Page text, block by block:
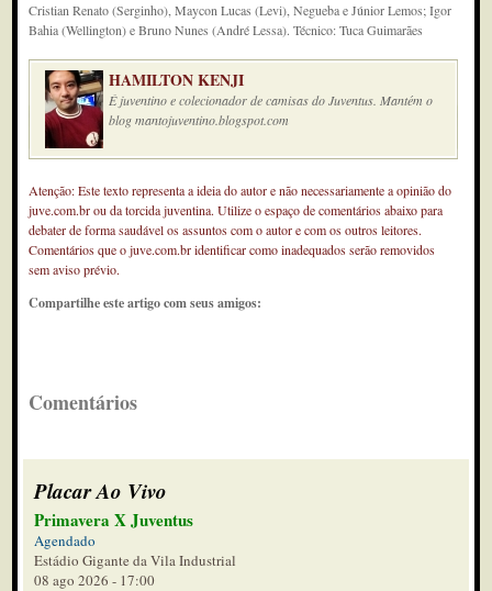
Cristian Renato (Serginho), Maycon Lucas (Levi), Negueba e Júnior Lemos; Igor
Bahia (Wellington) e Bruno Nunes (André Lessa). Técnico: Tuca Guimarães
HAMILTON KENJI
É juventino e colecionador de camisas do Juventus. Mantém o
blog mantojuventino.blogspot.com
Atenção: Este texto representa a ideia do autor e não necessariamente a opinião do
juve.com.br ou da torcida juventina. Utilize o espaço de comentários abaixo para
debater de forma saudável os assuntos com o autor e com os outros leitores.
Comentários que o juve.com.br identificar como inadequados serão removidos
sem aviso prévio.
Compartilhe este artigo com seus amigos:
Comentários
Placar Ao Vivo
Primavera X Juventus
Agendado
Estádio Gigante da Vila Industrial
08 ago 2026 - 17:00